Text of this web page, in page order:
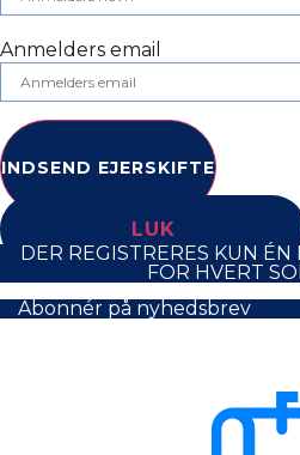
Anmelders email
INDSEND EJERSKIFTE
LUK
DER REGISTRERES KUN
FOR HVERT
Abonnér på nyhedsbrev